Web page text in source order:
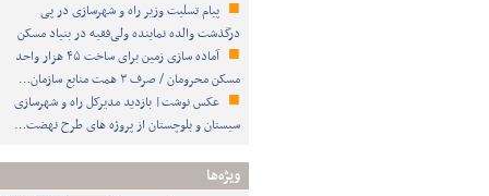
پیام تسلیت وزیر راه و شهرسازی در پی
درگذشت والده نماینده ولی‌فقیه در بنیاد مسکن
آماده سازی زمین برای ساخت ۴۵ هزار واحد
مسکن محرومان / صرف ۳ همت منابع سازمان…
عکس نوشت| بازدید مدیرکل راه و شهرسازی
سیستان و بلوچستان از پروژه های طرح نهضت…
ویژه‌ها